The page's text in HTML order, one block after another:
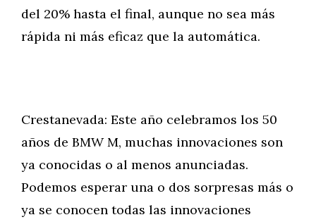
del 20% hasta el final, aunque no sea más
rápida ni más eficaz que la automática.
Crestanevada: Este año celebramos los 50
años de BMW M, muchas innovaciones son
ya conocidas o al menos anunciadas.
Podemos esperar una o dos sorpresas más o
ya se conocen todas las innovaciones